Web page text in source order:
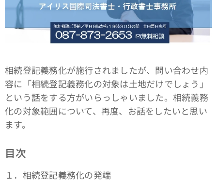
相続登記義務化が施行されましたが、問い合わせ内
容に「相続登記義務化の対象は土地だけでしょう」
という話をする方がいらっしゃいました。相続義務
化の対象範囲について、再度、お話をしたいと思い
ます。
目次
１．相続登記義務化の発端